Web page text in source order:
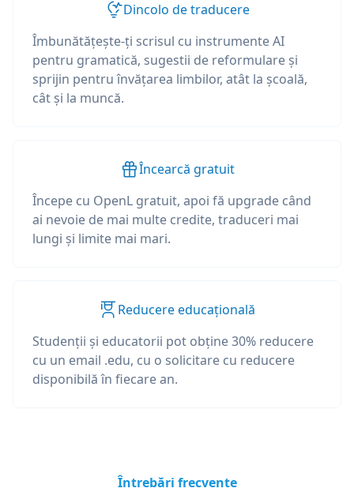
Dincolo de traducere
Îmbunătățește-ți scrisul cu instrumente AI
pentru gramatică, sugestii de reformulare și
sprijin pentru învățarea limbilor, atât la școală,
cât și la muncă.
Încearcă gratuit
Începe cu OpenL gratuit, apoi fă upgrade când
ai nevoie de mai multe credite, traduceri mai
lungi și limite mai mari.
Reducere educațională
Studenții și educatorii pot obține 30% reducere
cu un email .edu, cu o solicitare cu reducere
disponibilă în fiecare an.
Întrebări frecvente